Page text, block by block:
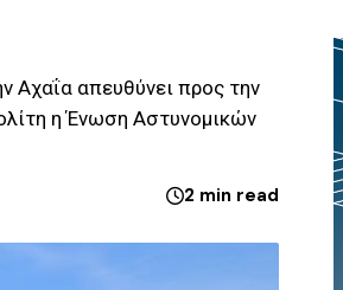
Αχαΐα απευθύνει προς την
η Ένωση Αστυνομικών
2 min read